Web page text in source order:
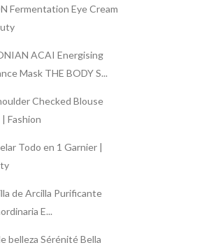
Fermentation Eye Cream
ACAI Energising
Mask THE BODY S...
Checked Blouse
Fashion
Todo en 1 Garnier |
de Arcilla Purificante
E...
belleza Sérénité Bella